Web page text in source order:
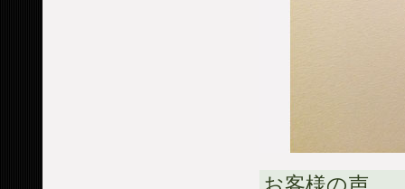
お客様の声